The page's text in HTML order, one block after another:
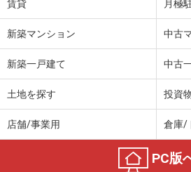
賃貸 月極
新築マンション 中古
新築一戸建て 中古
土地を探す 投資
店舗/事業用 倉庫/
PC版